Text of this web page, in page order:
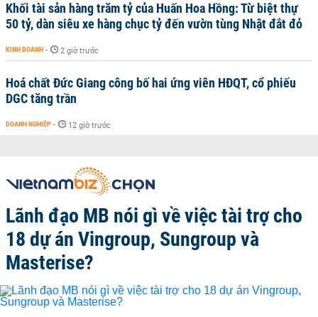
Khối tài sản hàng trăm tỷ của Huấn Hoa Hồng: Từ biệt thự
50 tỷ, dàn siêu xe hàng chục tỷ đến vườn tùng Nhật đắt đỏ
KINH DOANH - 2 giờ trước
Hoá chất Đức Giang công bố hai ứng viên HĐQT, cổ phiếu
DGC tăng trần
DOANH NGHIỆP - 12 giờ trước
Lãnh đạo MB nói gì về việc tài trợ cho
18 dự án Vingroup, Sungroup và
Masterise?